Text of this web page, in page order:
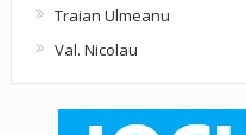
Traian Ulmeanu
Val. Nicolau